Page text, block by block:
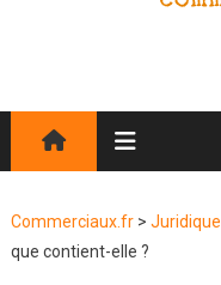
Commerciaux.fr> Juridique
que contient-elle ?